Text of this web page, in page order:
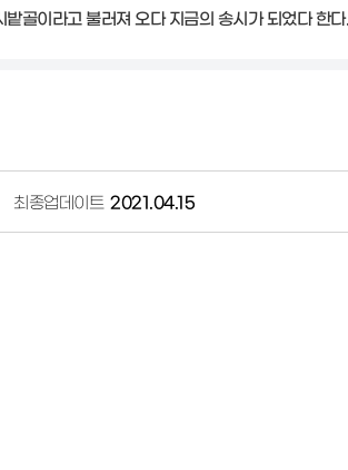
골이라고 불러져 오다 지금의 송시가 되었다 한다.
최종업데이트 2021.04.15